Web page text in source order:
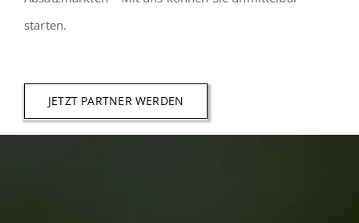
starten.
JETZT PARTNER WERDEN